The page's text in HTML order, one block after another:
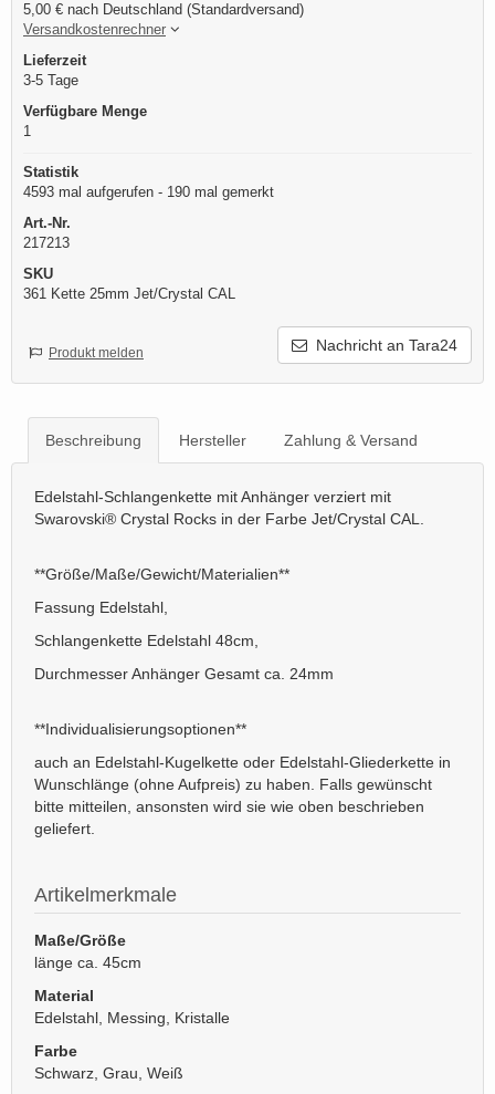
5,00 € nach Deutschland (Standardversand)
Versandkostenrechner
Lieferzeit
3-5 Tage
Verfügbare Menge
1
Statistik
4593 mal aufgerufen - 190 mal gemerkt
Art.-Nr.
217213
SKU
361 Kette 25mm Jet/Crystal CAL
Nachricht an Tara24
Produkt melden
Beschreibung Hersteller Zahlung & Versand
Edelstahl-Schlangenkette mit Anhänger verziert mit
Swarovski® Crystal Rocks in der Farbe Jet/Crystal CAL.
**Größe/Maße/Gewicht/Materialien**
Fassung Edelstahl,
Schlangenkette Edelstahl 48cm,
Durchmesser Anhänger Gesamt ca. 24mm
**Individualisierungsoptionen**
auch an Edelstahl-Kugelkette oder Edelstahl-Gliederkette in
Wunschlänge (ohne Aufpreis) zu haben. Falls gewünscht
bitte mitteilen, ansonsten wird sie wie oben beschrieben
geliefert.
Artikelmerkmale
Maße/Größe
länge ca. 45cm
Material
Edelstahl, Messing, Kristalle
Farbe
Schwarz, Grau, Weiß